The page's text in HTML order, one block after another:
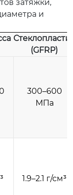
затяжки,
и
(GFRP)
300–600
МПа
1.9–2.1 г/см³